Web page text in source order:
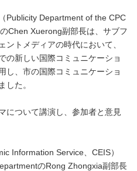
Publicity Department of the CPC
Chen Xuerong副部長は、サブフ
ントメディアの時代において、
の新しい国際コミュニケーショ
し、市の国際コミュニケーショ
した。
について講演し、参加者と意見
Information Service、CEIS）
のRong Zhongxia副部長